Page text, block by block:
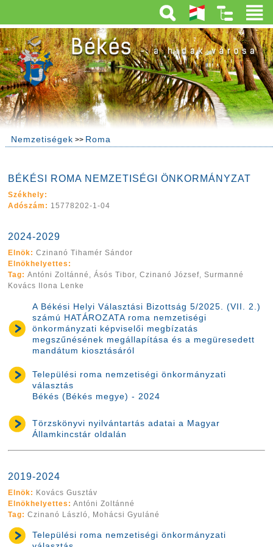
Nemzetiségek >> Roma
BÉKÉSI ROMA NEMZETISÉGI ÖNKORMÁNYZAT
Székhely:
Adószám: 15778202-1-04
2024-2029
Elnök: Czinanó Tihamér Sándor
Elnökhelyettes:
Tag: Antóni Zoltánné, Ásós Tibor, Czinanó József, Surmanné
Kovács Ilona Lenke
A Békési Helyi Választási Bizottság 5/2025. (VII. 2.)
számú HATÁROZATA roma nemzetiségi
önkormányzati képviselői megbízatás
megszűnésének megállapítása és a megüresedett
mandátum kiosztásáról
Települési roma nemzetiségi önkormányzati
választás
Békés (Békés megye) - 2024
Törzskönyvi nyilvántartás adatai a Magyar
Államkincstár oldalán
2019-2024
Elnök: Kovács Gusztáv
Elnökhelyettes: Antóni Zoltánné
Tag: Czinanó László, Mohácsi Gyuláné
Települési roma nemzetiségi önkormányzati